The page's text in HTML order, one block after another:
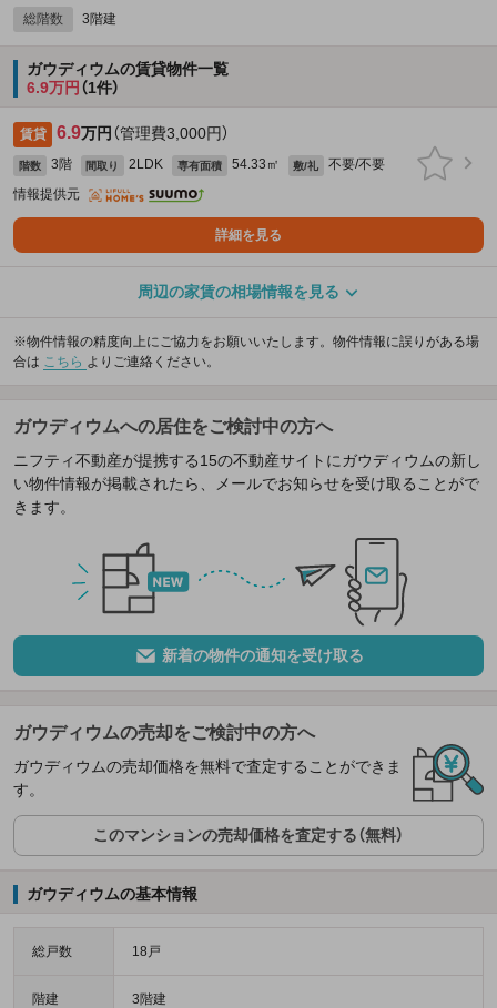
総階数 3階建
ガウディウムの賃貸物件一覧
6.9万円 （1件）
賃貸 6.9万円 （管理費3,000円）
階数 3階 間取り 2LDK 専有面積 54.33㎡ 敷/礼
不要/不要
情報提供元
詳細を見る
周辺の家賃の相場情報を見る
※物件情報の精度向上にご協力をお願いいたします。物件情報に誤りがある場
合は こちら よりご連絡ください。
ガウディウムへの居住をご検討中の方へ
ニフティ不動産が提携する15の不動産サイトにガウディウムの新し
い物件情報が掲載されたら、メールでお知らせを受け取ることがで
きます。
新着の物件の通知を受け取る
ガウディウムの売却をご検討中の方へ
ガウディウムの売却価格を無料で査定することができま
す。
このマンションの売却価格を査定する（無料）
ガウディウムの基本情報
総戸数 18戸
階建 3階建